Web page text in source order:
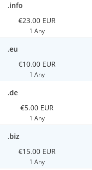
.info
€23.00 EUR
1 Any
.eu
€10.00 EUR
1 Any
.de
€5.00 EUR
1 Any
.biz
€15.00 EUR
1 Any